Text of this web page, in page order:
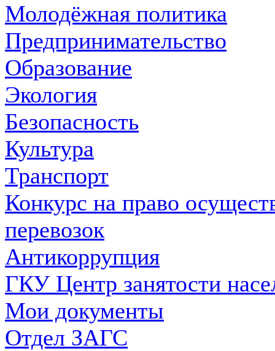
Молодёжная политика
Предпринимательство
Образование
Экология
Безопасность
Культура
Транспорт
Конкурс на право
перевозок
Антикоррупция
ГКУ Центр занятости
Мои документы
Отдел ЗАГС